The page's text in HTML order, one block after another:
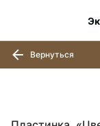
Вернуться